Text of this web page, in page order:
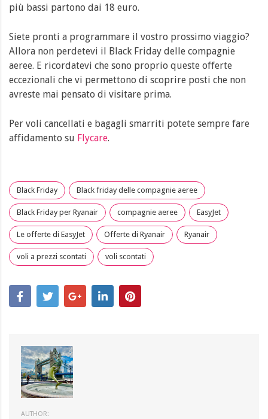
più bassi partono dai 18 euro.
Siete pronti a programmare il vostro prossimo viaggio?
Allora non perdetevi il Black Friday delle compagnie
aeree. E ricordatevi che sono proprio queste offerte
eccezionali che vi permettono di scoprire posti che non
avreste mai pensato di visitare prima.
Per voli cancellati e bagagli smarriti potete sempre fare
affidamento su Flycare.
Black Friday Black friday delle compagnie aeree
Black Friday per Ryanair compagnie aeree EasyJet
Le offerte di EasyJet Offerte di Ryanair Ryanair
voli a prezzi scontati voli scontati
AUTHOR: